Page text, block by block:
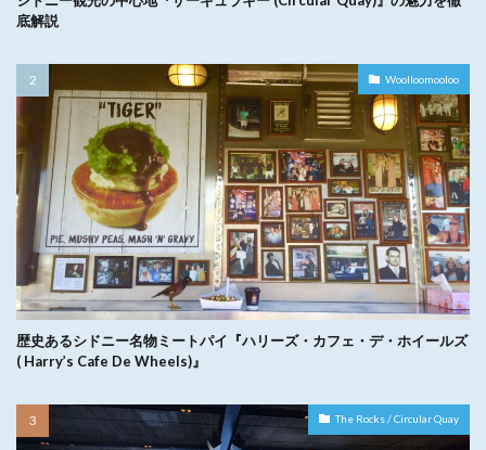
底解説
Woolloomooloo
歴史あるシドニー名物ミートパイ『ハリーズ・カフェ・デ・ホイールズ
( Harry’s Cafe De Wheels)』
The Rocks / Circular Quay